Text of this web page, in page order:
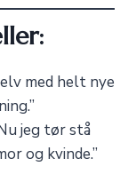
med helt nye
jeg tør stå
og kvinde.”